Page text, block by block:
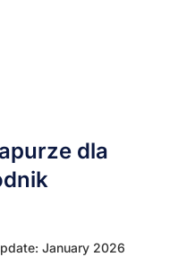
dla
January 2026